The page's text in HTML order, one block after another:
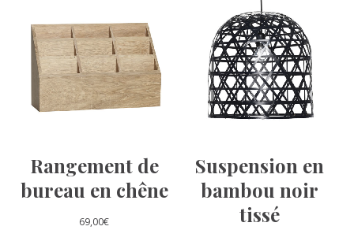
Rangement de
bureau en chêne
69,00€
Suspension en
bambou noir
tissé